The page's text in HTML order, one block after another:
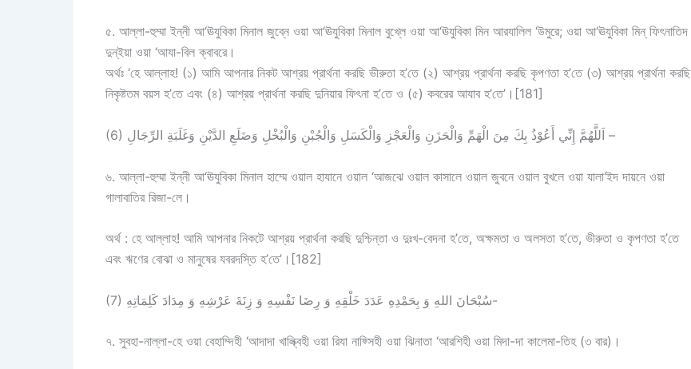
৫. আল্লা-হুম্মা ইন্নী আ‘ঊযুবিকা মিনাল জুব্নে ওয়া আ‘ঊযুবিকা মিনাল বুখ্লে ওয়া আ‘ঊযুবিকা মিন আরযালিল ‘উমুরে; ওয়া আ‘ঊযুবিকা মিন্ ফিৎনাতিদ
দুন্ইয়া ওয়া ‘আযা-বিল ক্বাবরে।
অর্থঃ ‘হে আল্লাহ! (১) আমি আপনার নিকট আশ্রয় প্রার্থনা করছি ভীরুতা হ’তে (২) আশ্রয় প্রার্থনা করছি কৃপণতা হ’তে (৩) আশ্রয় প্রার্থনা করছি
নিকৃষ্টতম বয়স হ’তে এবং (৪) আশ্রয় প্রার্থনা করছি দুনিয়ার ফিৎনা হ’তে ও (৫) কবরের আযাব হ’তে’।[181]
(6) اَللَّهُمَّ إِنِّي أَعُوْذُ بِكَ مِنَ الْهَمِّ وَالْحَزَنِ وَالْعَجْزِ وَالْكَسَلِ وَالْجُبْنِ وَالْبُخْلِ وَضَلَعِ الدَّيْنِ وَغَلَبَةِ الرِّجَالِ –
৬. আল্লা-হুম্মা ইন্নী আ‘ঊযুবিকা মিনাল হাম্মে ওয়াল হাযানে ওয়াল ‘আজঝে ওয়াল কাসালে ওয়াল জুবনে ওয়াল বুখলে ওয়া যালা‘ইদ দায়নে ওয়া
গালাবাতির রিজা-লে।
অর্থ : হে আল্লাহ! আমি আপনার নিকটে আশ্রয় প্রার্থনা করছি দুশ্চিন্তা ও দুঃখ-বেদনা হ’তে, অক্ষমতা ও অলসতা হ’তে, ভীরুতা ও কৃপণতা হ’তে
এবং ঋণের বোঝা ও মানুষের যবরদস্তি হ’তে’।[182]
(7) سُبْحَانَ اللهِ وَ بِحَمْدِهِ عَدَدَ خَلْقِهِ وَ رِضَا نَفْسِهِ وَ زِنَةَ عَرْشِهِ وَ مِدَادَ كَلِمَاتِهِ-
৭. সুবহা-নাল্লা-হে ওয়া বেহাম্দিহী ‘আদাদা খাল্ক্বিহী ওয়া রিযা নাফ্সিহী ওয়া ঝিনাতা ‘আরশিহী ওয়া মিদা-দা কালেমা-তিহ (৩ বার)।